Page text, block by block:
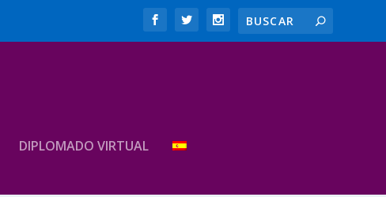
DIPLOMADO VIRTUAL